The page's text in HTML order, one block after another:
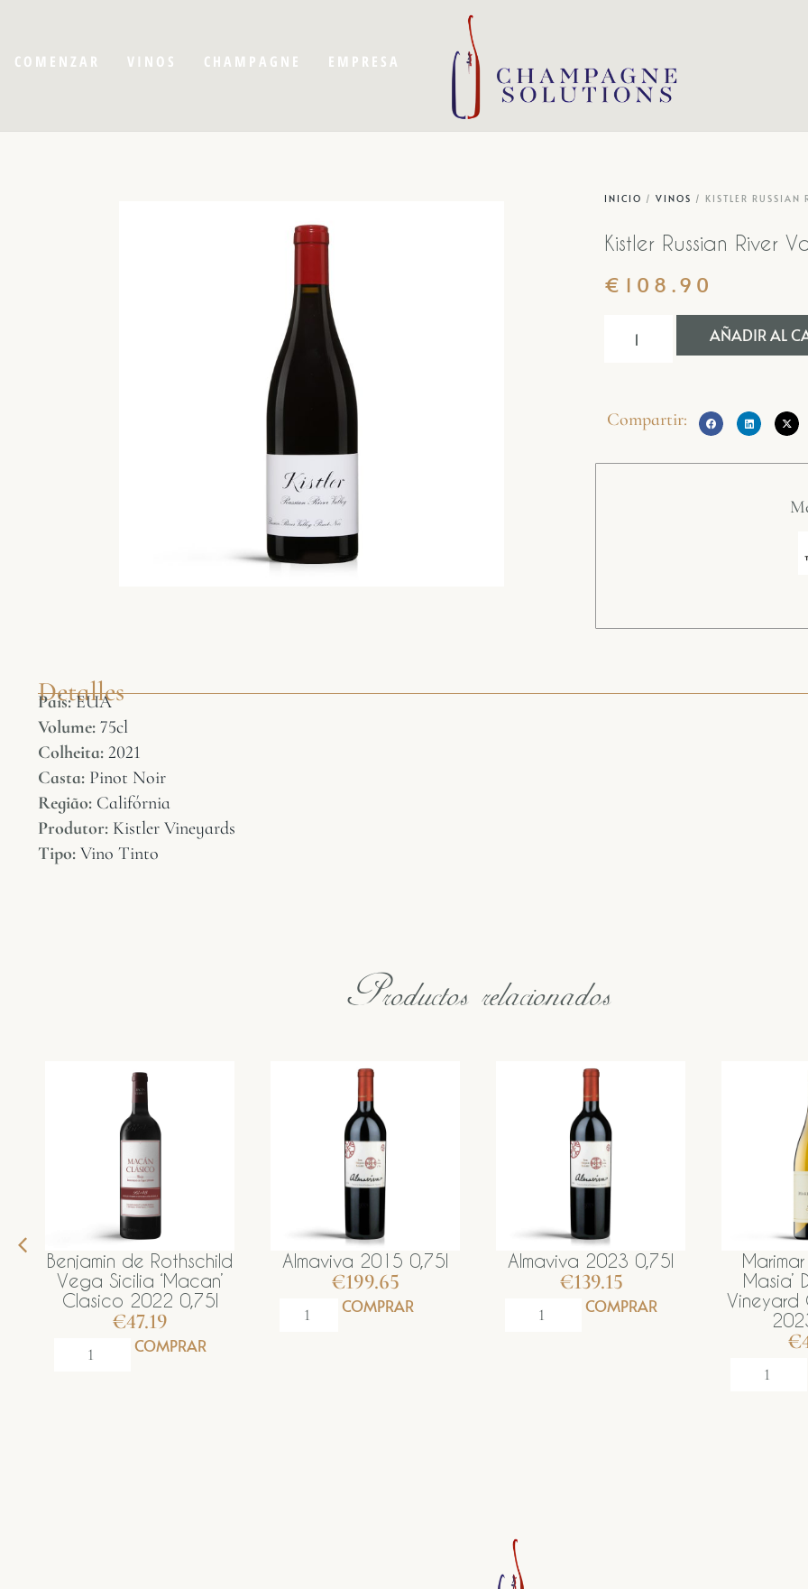
COMENZAR VINOS CHAMPAGNE EMPRESA
INICIO / VINOS / KISTLER RUSSIAN
Kistler Russian River
€ 108.90
AÑADIR AL
Compartir:
Detalles
País:EUA
Volume: 75cl
Colheita: 2021
Casta: Pinot Noir
Região: Califórnia
Produtor: Kistler Vineyards
Tipo: Vino Tinto
Productos relacionados
Almaviva 2015 0,75l
€199.65
COMPRAR
Almaviva 2023 0,75l
€139.15
COMPRAR
Marimar Estate ‘La
Masia’ Don Miguel
Vineyard Chardonnay
€